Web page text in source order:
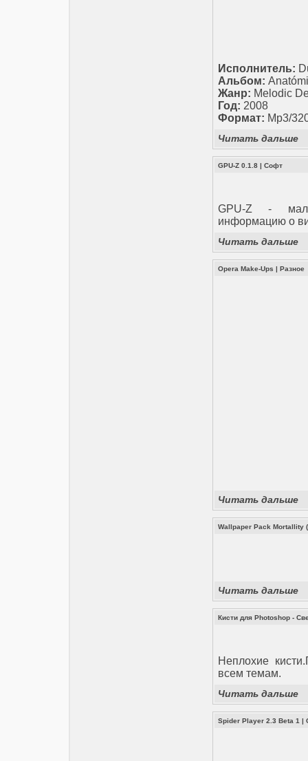
Исполнитель:
Альбом:
Жанр: Melodic
Год: 2008
Формат: Mp3/
Читать дальше
GPU-Z 0.1.8 | Софт
GPU-Z -
информацию о
Читать дальше
Opera Make-Ups | Разное
Читать дальше
Wallpaper Pack Mortallity
Читать дальше
Кисти для Photoshop -
Неплохие
всем темам.
Читать дальше
Spider Player 2.3 Beta 1 |